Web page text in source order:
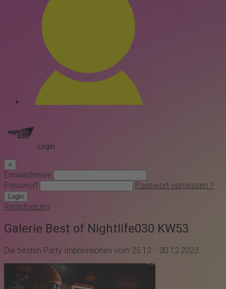
Login
×
Emailadresse
Passwort
Passwort vergessen ?
Login
Registrierung
Galerie Best of Nightlife030 KW53
Die besten Party Impressionen vom 25.12. - 30.12.2023